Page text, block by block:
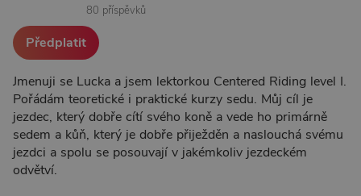
80 příspěvků
Předplatit
Jmenuji se Lucka a jsem lektorkou Centered Riding level I.
Pořádám teoretické i praktické kurzy sedu. Můj cíl je
jezdec, který dobře cítí svého koně a vede ho primárně
sedem a kůň, který je dobře přiježděn a naslouchá svému
jezdci a spolu se posouvají v jakémkoliv jezdeckém
odvětví.